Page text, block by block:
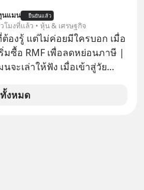
นแมน ยืนยันแล้ว
โมงที่แล้ว • หุ้น & เศรษฐกิจ
องรู้ แต่ไม่ค่อยมีใครบอก เมื่อ
มซื้อ RMF เพื่อลดหย่อนภาษี |
จะเล่าให้ฟัง เมื่อเข้าสู่วัย
งหมด